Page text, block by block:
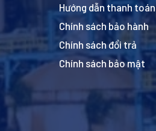
Hướng dẫn thanh toán
Chính sách bảo hành
Chính sách đổi trả
Chính sách bảo mật